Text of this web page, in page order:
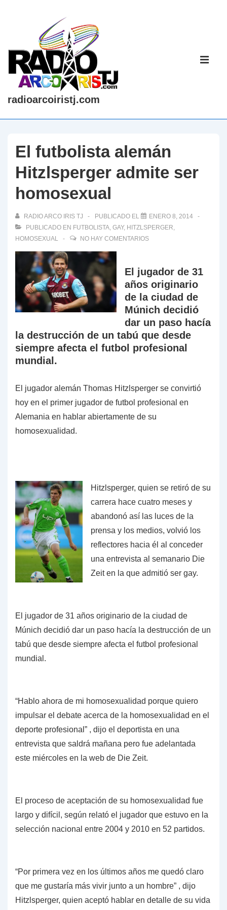
contenido
principal
radioarcoiristj.com
El futbolista alemán
Hitzlsperger admite ser
homosexual
RADIO ARCO IRIS TJ PUBLICADO EL
ENERO 8, 2014
PUBLICADO EN FUTBOLISTA, GAY, HITZLSPERGER,
HOMOSEXUAL
NO HAY COMENTARIOS
El jugador de 31
años originario
de la ciudad de
Múnich decidió
dar un paso hacía
la destrucción de un tabú que desde
siempre afecta el futbol profesional
mundial.
El jugador alemán Thomas Hitzlsperger se convirtió
hoy en el primer jugador de futbol profesional en
Alemania en hablar abiertamente de su
homosexualidad.
Hitzlsperger, quien se retiró de su
carrera hace cuatro meses y
abandonó así las luces de la
prensa y los medios, volvió los
reflectores hacia él al conceder
una entrevista al semanario Die
Zeit en la que admitió ser gay.
El jugador de 31 años originario de la ciudad de
Múnich decidió dar un paso hacía la destrucción de un
tabú que desde siempre afecta el futbol profesional
mundial.
“Hablo ahora de mi homosexualidad porque quiero
impulsar el debate acerca de la homosexualidad en el
deporte profesional” , dijo el deportista en una
entrevista que saldrá mañana pero fue adelantada
este miércoles en la web de Die Zeit.
El proceso de aceptación de su homosexualidad fue
largo y difícil, según relató el jugador que estuvo en la
selección nacional entre 2004 y 2010 en 52 partidos.
“Por primera vez en los últimos años me quedó claro
que me gustaría más vivir junto a un hombre” , dijo
Hitzlsperger, quien aceptó hablar en detalle de su vida